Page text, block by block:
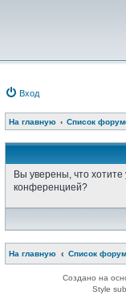
Вход
На главную Список
Вы уверены, что
конференцией?
На главную Список
Создано на
Style